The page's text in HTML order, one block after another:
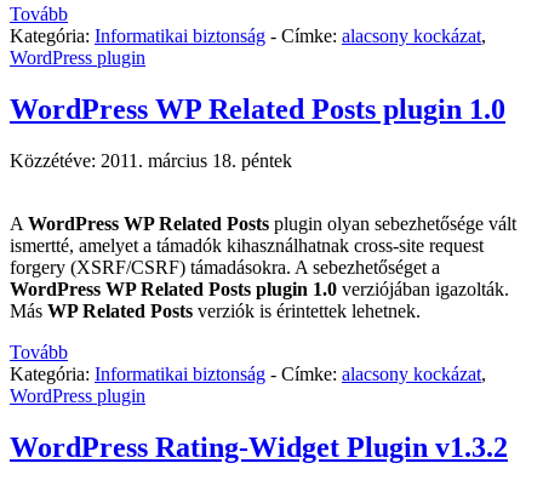
Tovább
Kategória: Informatikai biztonság - Címke: alacsony kockázat,
WordPress plugin
WordPress WP Related Posts plugin 1.0
Közzétéve: 2011. március 18. péntek
A WordPress WP Related Posts plugin olyan sebezhetősége vált
ismertté, amelyet a támadók kihasználhatnak cross-site request
forgery (XSRF/CSRF) támadásokra. A sebezhetőséget a
WordPress WP Related Posts plugin 1.0 verziójában igazolták.
Más WP Related Posts verziók is érintettek lehetnek.
Tovább
Kategória: Informatikai biztonság - Címke: alacsony kockázat,
WordPress plugin
WordPress Rating-Widget Plugin v1.3.2